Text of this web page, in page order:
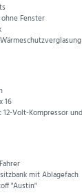
Fenster
16
Volt-Kompressor
mit Ablagefach
"Austin"